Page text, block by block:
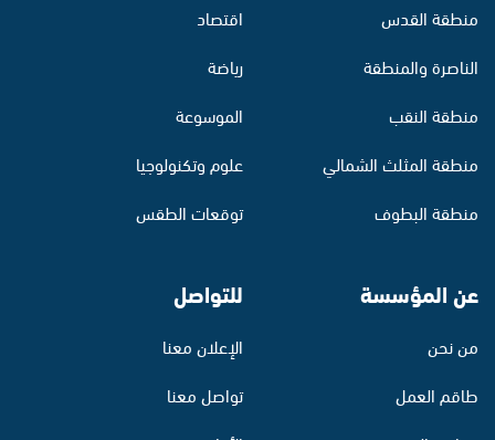
منطقة القدس
الناصرة والمنطقة
منطقة النقب
منطقة المثلث الشمالي
منطقة البطوف
اقتصاد
رياضة
الموسوعة
علوم وتكنولوجيا
توقعات الطقس
عن المؤسسة
من نحن
طاقم العمل
للتواصل
الإعلان معنا
تواصل معنا